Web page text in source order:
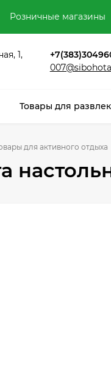
Розничные магазины
1,
Товары для
для активного отдыха